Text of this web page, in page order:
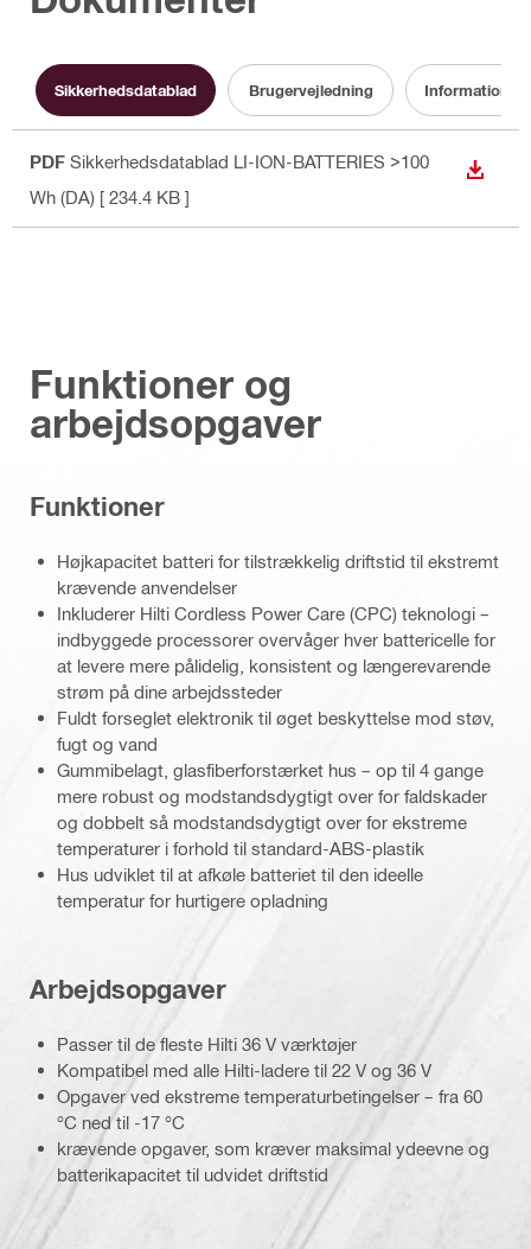
Sikkerhedsdatablad Brugervejledning Information
PDF Sikkerhedsdatablad LI-ION-BATTERIES >100
Wh (DA) [ 234.4 KB ]
Funktioner og
arbejdsopgaver
Funktioner
Højkapacitet batteri for tilstrækkelig driftstid til ekstremt
krævende anvendelser
Inkluderer Hilti Cordless Power Care (CPC) teknologi –
indbyggede processorer overvåger hver battericelle for
at levere mere pålidelig, konsistent og længerevarende
strøm på dine arbejdssteder
Fuldt forseglet elektronik til øget beskyttelse mod støv,
fugt og vand
Gummibelagt, glasfiberforstærket hus – op til 4 gange
mere robust og modstandsdygtigt over for faldskader
og dobbelt så modstandsdygtigt over for ekstreme
temperaturer i forhold til standard-ABS-plastik
Hus udviklet til at afkøle batteriet til den ideelle
temperatur for hurtigere opladning
Arbejdsopgaver
Passer til de fleste Hilti 36 V værktøjer
Kompatibel med alle Hilti-ladere til 22 V og 36 V
Opgaver ved ekstreme temperaturbetingelser – fra 60
°C ned til -17 °C
krævende opgaver, som kræver maksimal ydeevne og
batterikapacitet til udvidet driftstid